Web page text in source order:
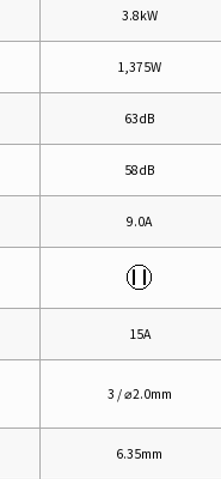
3.8kW
1,375W
63dB
58dB
9.0A
15A
3 / ⌀2.0mm
6.35mm